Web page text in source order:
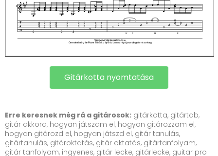
Gitárkotta nyomtatása
Erre keresnek még rá a gitárosok: gitárkotta, gitártab,
gitár akkord, hogyan játszam el, hogyan gitározzam el,
hogyan gitározd el, hogyan játszd el, gitár tanulás,
gitártanulás, gitároktatás, gitár oktatás, gitártanfolyam,
gitár tanfolyam, ingyenes, gitár lecke, gitárlecke, guitar pro